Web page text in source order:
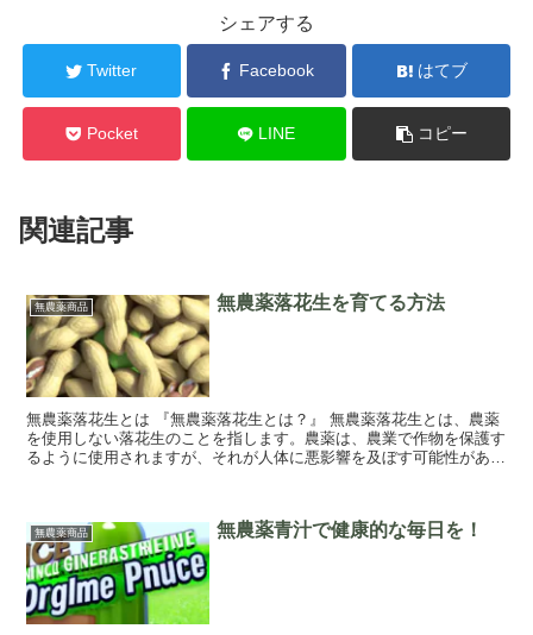
シェアする
Twitter Facebook はてブ
Pocket LINE コピー
関連記事
無農薬商品 無農薬落花生を育てる方法
無農薬落花生とは 『無農薬落花生とは？』 無農薬落花生とは、農薬
を使用しない落花生のことを指します。農薬は、農業で作物を保護す
るように使用されますが、それが人体に悪影響を及ぼす可能性がある
無農薬商品 無農薬青汁で健康的な毎日を！